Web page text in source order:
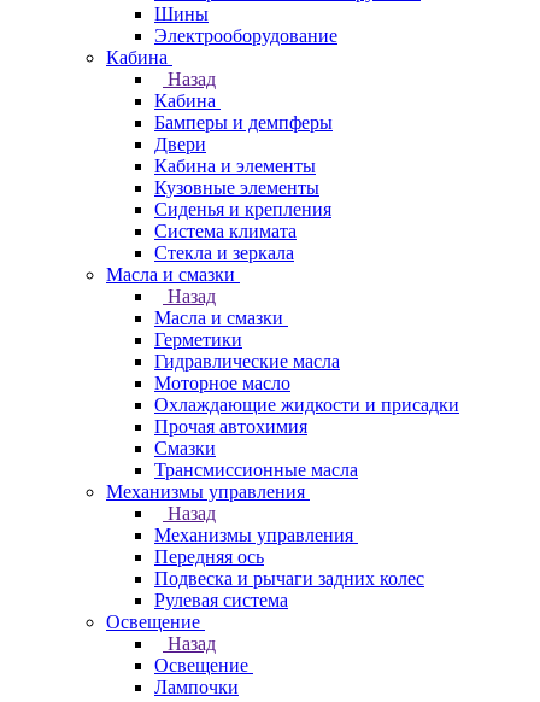
Шины
Электрооборудование
Кабина
Назад
Кабина
Бамперы и демпферы
Двери
Кабина и элементы
Кузовные элементы
Сиденья и крепления
Система климата
Стекла и зеркала
Масла и смазки
Назад
Масла и смазки
Герметики
Гидравлические масла
Моторное масло
Охлаждающие жидкости и присадки
Прочая автохимия
Смазки
Трансмиссионные масла
Механизмы управления
Назад
Механизмы управления
Передняя ось
Подвеска и рычаги задних колес
Рулевая система
Освещение
Назад
Освещение
Лампочки